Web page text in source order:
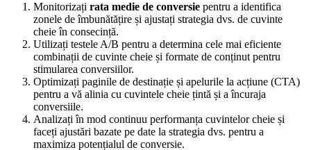
Monitorizați rata medie de conversie pentru a identifica
zonele de îmbunătățire și ajustați strategia dvs. de cuvinte
cheie în consecință.
Utilizați testele A/B pentru a determina cele mai eficiente
combinații de cuvinte cheie și formate de conținut pentru
stimularea conversiilor.
Optimizați paginile de destinație și apelurile la acțiune (CTA)
pentru a vă alinia cu cuvintele cheie țintă și a încuraja
conversiile.
Analizați în mod continuu performanța cuvintelor cheie și
faceți ajustări bazate pe date la strategia dvs. pentru a
maximiza potențialul de conversie.